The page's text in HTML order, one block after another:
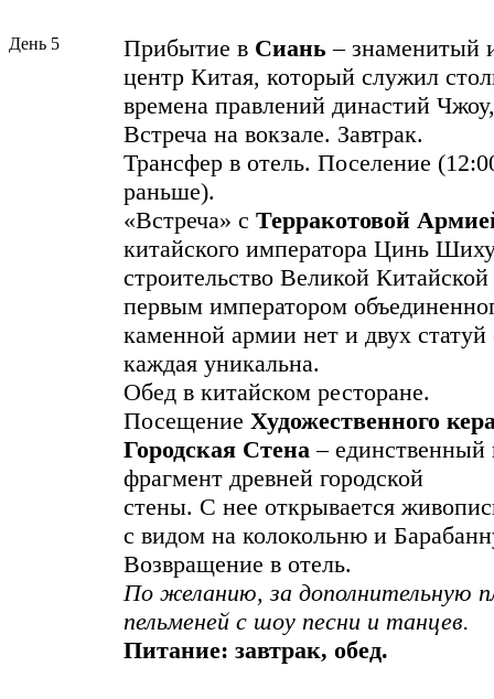
День 5 Прибытие в Сиань– знаменитый
центр Китая, который служил
времена правлений династий
Встреча на вокзале. Завтрак.
Трансфер в отель. Поселение
раньше).
«Встреча» с Терракотовой
китайского императора Цинь
строительство Великой
первым императором
каменной армии нет и двух
каждая уникальна.
Обед в китайском ресторане.
Посещение Художественного
Городская Стена –
фрагмент древней городской
стены. С нее открывается
с видом на колокольню и
Возвращение в отель.
По желанию, за дополнительную
пельменей с шоу песни и танцев.
Питание: завтрак, обед.